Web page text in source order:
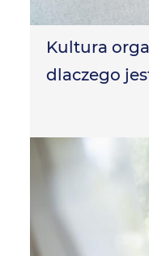
Kultura
dlaczego